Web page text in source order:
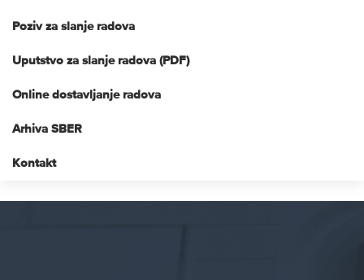
Poziv za slanje radova
Uputstvo za slanje radova (PDF)
Online dostavljanje radova
Arhiva SBER
Kontakt